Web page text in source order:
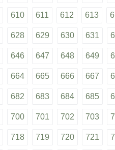
610 611 612 613
628 629 630 631
646 647 648 649
664 665 666 667
682 683 684 685
700 701 702 703
718 719 720 721